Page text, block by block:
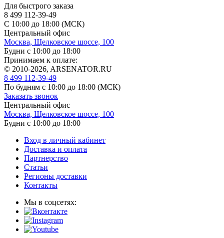
Для быстрого заказа
8 499 112-39-49
С 10:00 до 18:00 (МСК)
Центральный офис
Москва, Щелковское шоссе, 100
Будни с 10:00 до 18:00
Принимаем к оплате:
© 2010-2026, ARSENATOR.RU
8 499 112-39-49
По будням с 10:00 до 18:00 (МСК)
Заказать звонок
Центральный офис
Москва, Щелковское шоссе, 100
Будни с 10:00 до 18:00
Вход в личный кабинет
Доставка и оплата
Партнерство
Статьи
Регионы доставки
Контакты
Мы в соцсетях: